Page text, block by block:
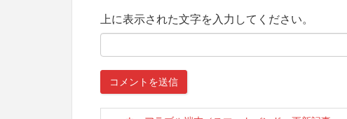
上に表示された文字を入力してください。